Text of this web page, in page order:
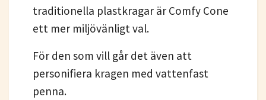
traditionella plastkragar är Comfy Cone
ett mer miljövänligt val.
För den som vill går det även att
personifiera kragen med vattenfast
penna.